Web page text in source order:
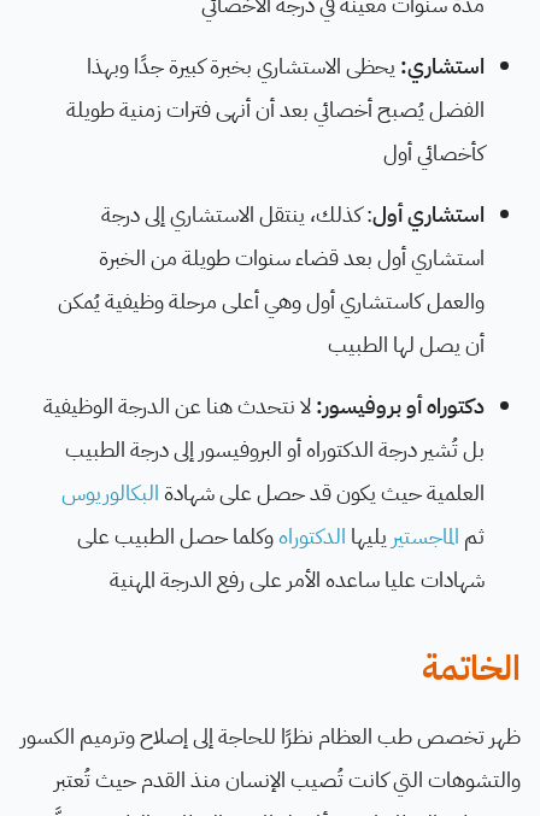
استشاري: يحظى الاستشاري بخبرة كبيرة جدًا وبهذا
الفضل يُصبح أخصائي بعد أن أنهى فترات زمنية طويلة
كأخصائي أول
استشاري أول: كذلك، ينتقل الاستشاري إلى درجة
استشاري أول بعد قضاء سنوات طويلة من الخبرة
والعمل كاستشاري أول وهي أعلى مرحلة وظيفية يُمكن
أن يصل لها الطبيب
دكتوراه أو بروفيسور:لا نتحدث هنا عن الدرجة الوظيفية
بل تُشير درجة الدكتوراه أو البروفيسور إلى درجة الطبيب
العلمية حيث يكون قد حصل على شهادةالبكالوريوس
ثم الماجستير يليها الدكتوراهوكلما حصل الطبيب على
شهادات عليا ساعده الأمر على رفع الدرجة المهنية
الخاتمة
ظهر تخصص طب العظام نظرًا للحاجة إلى إصلاح وترميم الكسور
والتشوهات التي كانت تُصيب الإنسان منذ القدم حيث تُعتبر